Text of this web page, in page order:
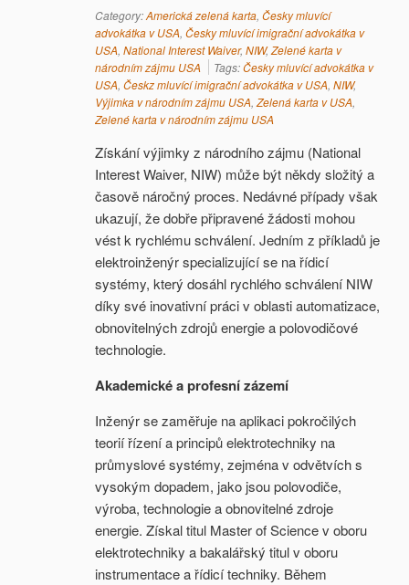
Category:Americká zelená karta, Česky mluvící
advokátka v USA, Česky mluvící imigrační advokátka v
USA, National Interest Waiver, NIW,Zelené karta v
národním zájmu USA
Tags:Česky mluvící advokátka v
USA, Českz mluvící imigrační advokátka v USA, NIW,
Výjimka v národním zájmu USA, Zelená karta v USA,
Zelené karta v národním zájmu USA
Získání výjimky z národního zájmu (National
Interest Waiver, NIW) může být někdy složitý a
časově náročný proces. Nedávné případy však
ukazují, že dobře připravené žádosti mohou
vést k rychlému schválení. Jedním z příkladů je
elektroinženýr specializující se na řídicí
systémy, který dosáhl rychlého schválení NIW
díky své inovativní práci v oblasti automatizace,
obnovitelných zdrojů energie a polovodičové
technologie.
Akademické a profesní zázemí
Inženýr se zaměřuje na aplikaci pokročilých
teorií řízení a principů elektrotechniky na
průmyslové systémy, zejména v odvětvích s
vysokým dopadem, jako jsou polovodiče,
výroba, technologie a obnovitelné zdroje
energie. Získal titul Master of Science v oboru
elektrotechniky a bakalářský titul v oboru
instrumentace a řídicí techniky. Během